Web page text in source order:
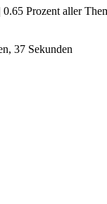
Prozent aller
37 Sekunden